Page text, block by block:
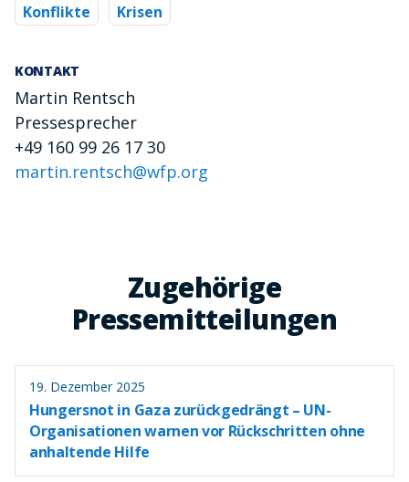
Konflikte
Krisen
KONTAKT
Martin Rentsch
Pressesprecher
+49 160 99 26 17 30
martin.rentsch@wfp.org
Zugehörige
Pressemitteilungen
19. Dezember 2025
Hungersnot in Gaza zurückgedrängt – UN-
Organisationen warnen vor Rückschritten ohne
anhaltende Hilfe